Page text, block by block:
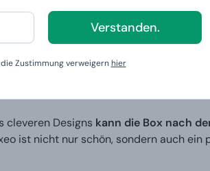
Verstanden.
Zustimmung verweigernhier
auf den Deckel der Box gravieren
immer an Sie erinnern und
Helfer
cleveren Designs kann die Box nach
ist nicht nur schön, sondern auch ein